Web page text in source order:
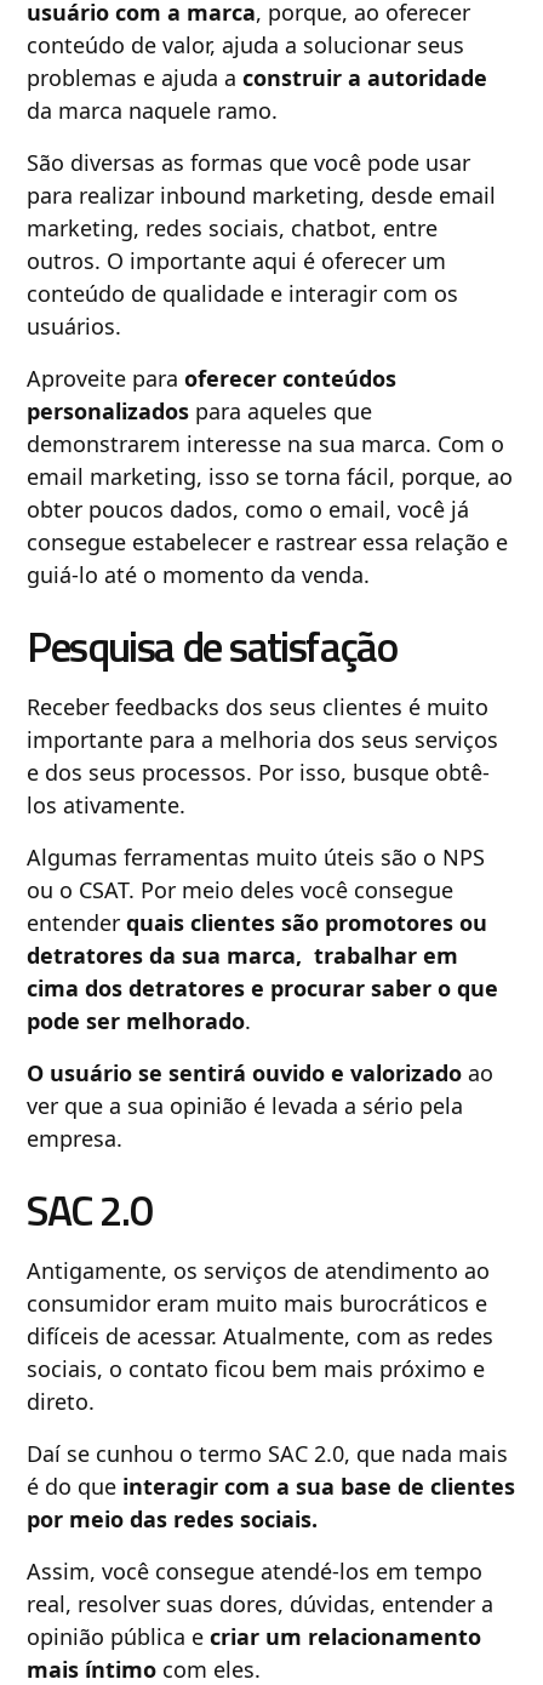
usuário com a marca, porque, ao oferecer
conteúdo de valor, ajuda a solucionar seus
problemas e ajuda aconstruir a autoridade
da marca naquele ramo.
São diversas as formas que você pode usar
para realizar inbound marketing, desde email
marketing, redes sociais, chatbot, entre
outros. O importante aqui é oferecer um
conteúdo de qualidade e interagir com os
usuários.
Aproveite paraoferecer conteúdos
personalizados para aqueles que
demonstrarem interesse na sua marca. Com o
email marketing, isso se torna fácil, porque, ao
obter poucos dados, como o email, você já
consegue estabelecer e rastrear essa relação e
guiá-lo até o momento da venda.
Pesquisa de satisfação
Receber feedbacks dos seus clientes é muito
importante para a melhoria dos seus serviços
e dos seus processos. Por isso, busque obtê-
los ativamente.
Algumas ferramentas muito úteis são o NPS
ou o CSAT. Por meio deles você consegue
entenderquais clientes são promotores ou
detratores da sua marca, trabalhar em
cima dos detratores e procurar saber o que
pode ser melhorado.
O usuário se sentirá ouvido e valorizadoao
ver que a sua opinião é levada a sério pela
empresa.
SAC 2.0
Antigamente, os serviços de atendimento ao
consumidor eram muito mais burocráticos e
difíceis de acessar. Atualmente, com as redes
sociais, o contato ficou bem mais próximo e
direto.
Daí se cunhou o termo SAC 2.0, que nada mais
é do que interagir com a sua base de clientes
por meio das redes sociais.
Assim, você consegue atendé-los em tempo
real, resolver suas dores, dúvidas, entender a
opinião pública ecriar um relacionamento
mais íntimo com eles.